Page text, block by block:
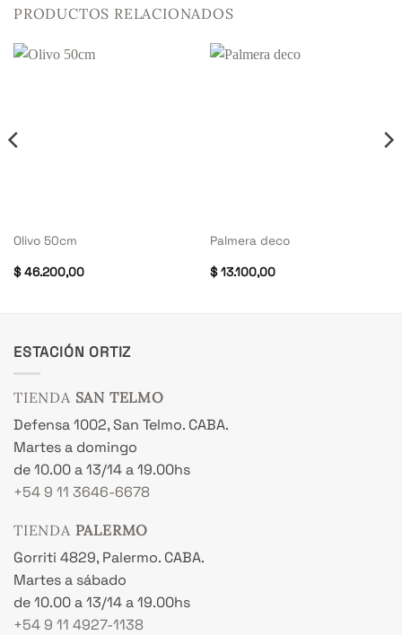
PRODUCTOS RELACIONADOS
Olivo 50cm
$46.200,00
Palmera deco
$13.100,00
ESTACIÓN ORTIZ
TIENDA SAN TELMO
Defensa 1002, San Telmo. CABA.
Martes a domingo
de 10.00 a 13/14 a 19.00hs
+54 9 11 3646-6678
TIENDA PALERMO
Gorriti 4829, Palermo. CABA.
Martes a sábado
de 10.00 a 13/14 a 19.00hs
+54 9 11 4927-1138